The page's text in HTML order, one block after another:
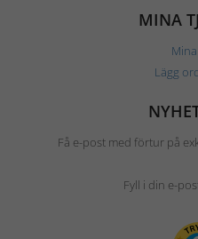
MINA
Lägg
Få e-post med förtur på
Fyll i din e-